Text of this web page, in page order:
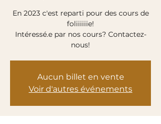
En 2023 c'est reparti pour des cours de
foliiiiiie!
Intéressé.e par nos cours? Contactez-
nous!
Aucun billet en vente
Voir d'autres événements